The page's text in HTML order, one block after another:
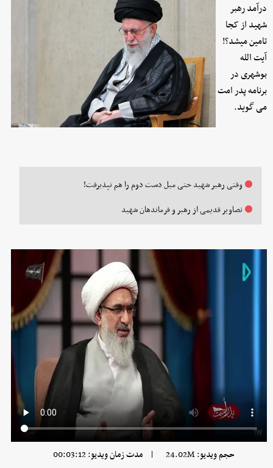
درآمد رهبر
شهید از کجا
تامین میشد؟!
آیت الله
بوشهری در
برنامه پدر امت
می گوید.
وقتی رهبر شهید حتی مبل دست دوم را هم نپذیرفت!
تصاویر قدیمی از رهبر و فرماندهان شهید
حجم ویدیو: 24.02M | مدت زمان ویدیو: 00:03:12